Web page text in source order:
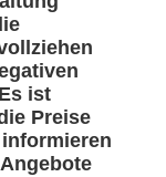
ist
Preise